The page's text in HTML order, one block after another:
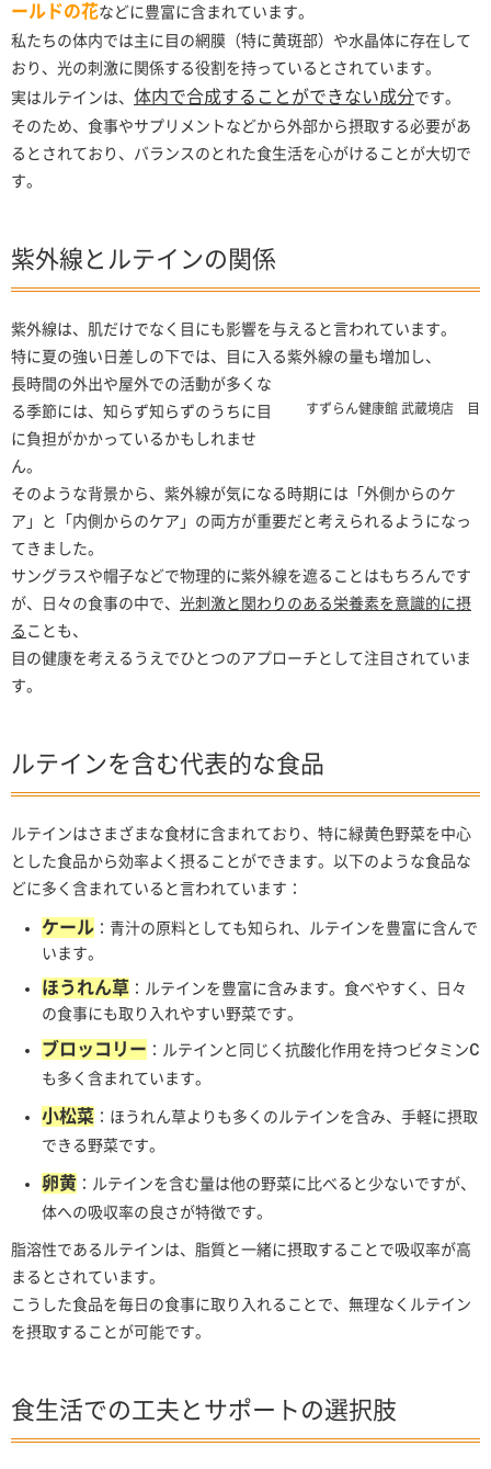
ールドの花などに豊富に含まれています。
私たちの体内では主に目の網膜（特に黄斑部）や水晶体に存在して
おり、光の刺激に関係する役割を持っているとされています。
実はルテインは、 体内で合成することができない成分です。
そのため、食事やサプリメントなどから外部から摂取する必要があ
るとされており、バランスのとれた食生活を心がけることが大切で
す。
紫外線とルテインの関係
紫外線は、肌だけでなく目にも影響を与えると言われています。
特に夏の強い日差しの下では、目に入る紫外線の量も増加し、
すずらん健康館 武蔵境店 目
長時間の外出や屋外での活動が多くな
る季節には、知らず知らずのうちに目
に負担がかかっているかもしれませ
ん。
そのような背景から、紫外線が気になる時期には「外側からのケ
ア」と「内側からのケア」の両方が重要だと考えられるようになっ
てきました。
サングラスや帽子などで物理的に紫外線を遮ることはもちろんです
が、日々の食事の中で、 光刺激と関わりのある栄養素を意識的に摂
る ことも、
目の健康を考えるうえでひとつのアプローチとして注目されていま
す。
ルテインを含む代表的な食品
ルテインはさまざまな食材に含まれており、特に緑黄色野菜を中心
とした食品から効率よく摂ることができます。以下のような食品な
どに多く含まれていると言われています：
ケール ：青汁の原料としても知られ、ルテインを豊富に含んで
います。
ほうれん草 ：ルテインを豊富に含みます。食べやすく、日々
の食事にも取り入れやすい野菜です。
ブロッコリー ：ルテインと同じく抗酸化作用を持つビタミンC
も多く含まれています。
小松菜 ：ほうれん草よりも多くのルテインを含み、手軽に摂取
できる野菜です。
卵黄 ：ルテインを含む量は他の野菜に比べると少ないですが、
体への吸収率の良さが特徴です。
脂溶性であるルテインは、脂質と一緒に摂取することで吸収率が高
まるとされています。
こうした食品を毎日の食事に取り入れることで、無理なくルテイン
を摂取することが可能です。
食生活での工夫とサポートの選択肢